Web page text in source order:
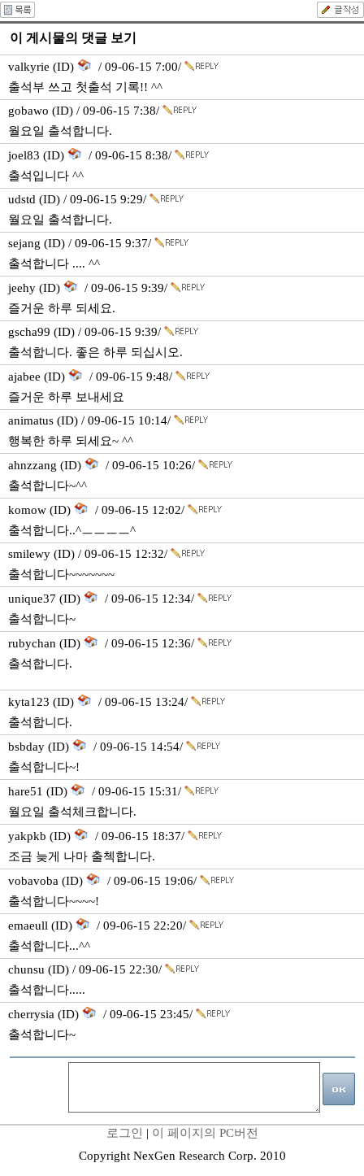
이 게시물의 댓글 보기
valkyrie (ID)
/ 09-06-15 7:00/
출석부 쓰고 첫출석 기록!! ^^
gobawo (ID) / 09-06-15 7:38/
월요일 출석합니다.
joel83 (ID)
/ 09-06-15 8:38/
출석입니다 ^^
udstd (ID) / 09-06-15 9:29/
월요일 출석합니다.
sejang (ID) / 09-06-15 9:37/
출석합니다 .... ^^
jeehy (ID)
/ 09-06-15 9:39/
즐거운 하루 되세요.
gscha99 (ID) / 09-06-15 9:39/
출석합니다. 좋은 하루 되십시오.
ajabee (ID)
/ 09-06-15 9:48/
즐거운 하루 보내세요
animatus (ID) / 09-06-15 10:14/
행복한 하루 되세요~ ^^
ahnzzang (ID)
/ 09-06-15 10:26/
출석합니다~^^
komow (ID)
/ 09-06-15 12:02/
출석합니다..^ㅡㅡㅡㅡ^
smilewy (ID) / 09-06-15 12:32/
출석합니다~~~~~~~
unique37 (ID)
/ 09-06-15 12:34/
출석합니다~
rubychan (ID)
/ 09-06-15 12:36/
출석합니다.
kyta123 (ID)
/ 09-06-15 13:24/
출석합니다.
bsbday (ID)
/ 09-06-15 14:54/
출석합니다~!
hare51 (ID)
/ 09-06-15 15:31/
월요일 출석체크합니다.
yakpkb (ID)
/ 09-06-15 18:37/
조금 늦게 나마 출첵합니다.
vobavoba (ID)
/ 09-06-15 19:06/
출석합니다~~~~!
emaeull (ID)
/ 09-06-15 22:20/
출석합니다...^^
chunsu (ID) / 09-06-15 22:30/
출석합니다.....
cherrysia (ID)
/ 09-06-15 23:45/
출석합니다~
로그인 | 이 페이지의 PC버전
Copyright NexGen Research Corp. 2010